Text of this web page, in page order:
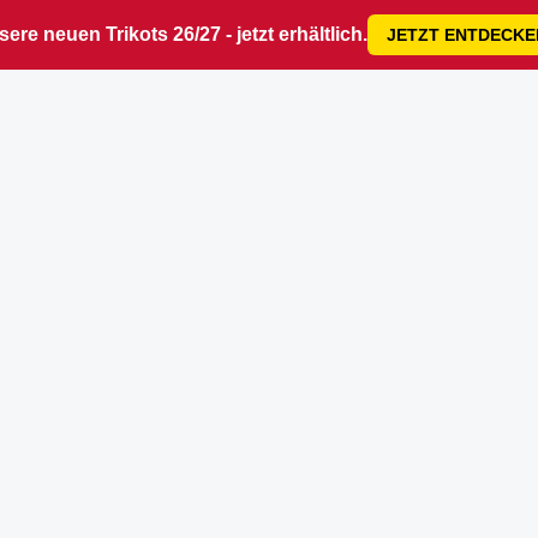
neuen Trikots 26/27 - jetzt erhältlich. JETZT